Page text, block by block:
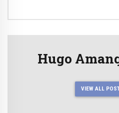
Hugo
VIEW ALL